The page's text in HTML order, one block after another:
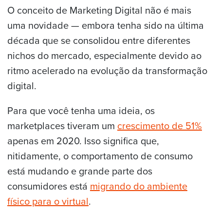
O conceito de Marketing Digital não é mais
uma novidade — embora tenha sido na última
década que se consolidou entre diferentes
nichos do mercado, especialmente devido ao
ritmo acelerado na evolução da transformação
digital.
Para que você tenha uma ideia, os
marketplaces tiveram um crescimento de 51%
apenas em 2020. Isso significa que,
nitidamente, o comportamento de consumo
está mudando e grande parte dos
consumidores está migrando do ambiente
físico para o virtual.